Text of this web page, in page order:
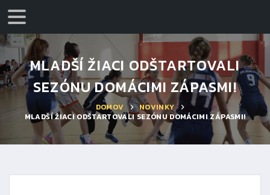
MLADŠÍ ŽIACI ODŠTARTOVALI
SEZÓNU DOMÁCIMI ZÁPASMI!
DOMOV
NOVINKY
MLADŠÍ ŽIACI ODŠTARTOVALI SEZÓNU DOMÁCIMI ZÁPASMI!